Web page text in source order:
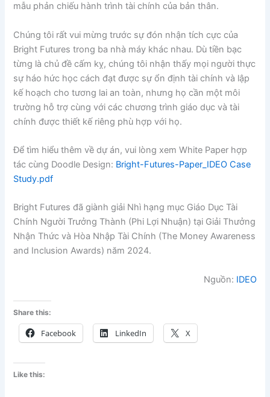
mẫu phản chiếu hành trình tài chính của bản thân.
Chúng tôi rất vui mừng trước sự đón nhận tích cực của
Bright Futures trong ba nhà máy khác nhau. Dù tiền bạc
từng là chủ đề cấm kỵ, chúng tôi nhận thấy mọi người thực
sự háo hức học cách đạt được sự ổn định tài chính và lập
kế hoạch cho tương lai an toàn, nhưng họ cần một môi
trường hỗ trợ cùng với các chương trình giáo dục và tài
chính được thiết kế riêng phù hợp với họ.
Để tìm hiểu thêm về dự án, vui lòng xem White Paper hợp
tác cùng Doodle Design: Bright-Futures-Paper_IDEO Case
Study.pdf
Bright Futures đã giành giải Nhì hạng mục Giáo Dục Tài
Chính Người Trưởng Thành (Phi Lợi Nhuận) tại Giải Thưởng
Nhận Thức và Hòa Nhập Tài Chính (The Money Awareness
and Inclusion Awards) năm 2024.
Nguồn: IDEO
Share this:
Facebook LinkedIn X
Like this: